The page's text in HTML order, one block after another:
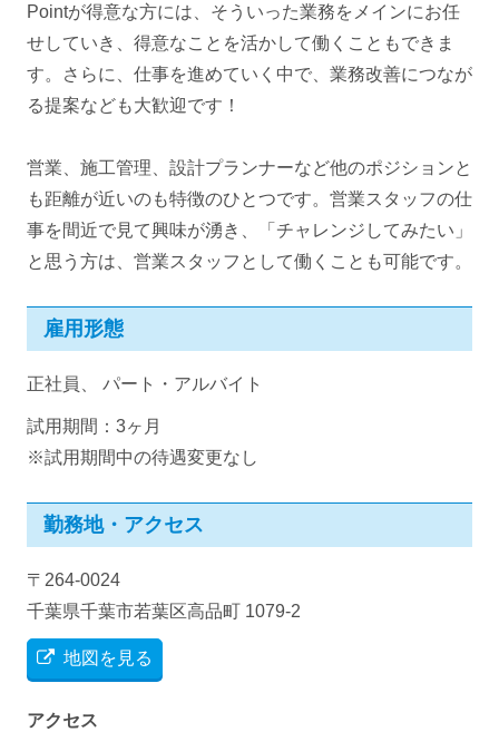
Pointが得意な方には、そういった業務をメインにお任
せしていき、得意なことを活かして働くこともできま
す。さらに、仕事を進めていく中で、業務改善につなが
る提案なども大歓迎です！
営業、施工管理、設計プランナーなど他のポジションと
も距離が近いのも特徴のひとつです。営業スタッフの仕
事を間近で見て興味が湧き、「チャレンジしてみたい」
と思う方は、営業スタッフとして働くことも可能です。
雇用形態
正社員、 パート・アルバイト
試用期間：3ヶ月
※試用期間中の待遇変更なし
勤務地・アクセス
〒264-0024
千葉県千葉市若葉区高品町 1079-2
地図を見る
アクセス